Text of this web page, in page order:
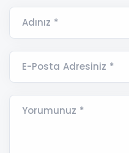
Adınız *
E-Posta Adresiniz *
Yorumunuz *